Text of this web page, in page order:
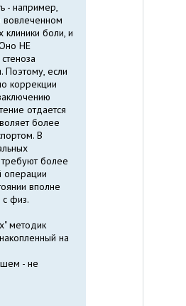
- например,
вовлеченном
боли, и
НЕ
Поэтому, если
коррекции
отдается
более
В
более
операции
вполне
с физ.
методик
на
- не